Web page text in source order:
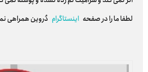
لطفا ما را در صفحه اینستاگرام دُروین همراهی